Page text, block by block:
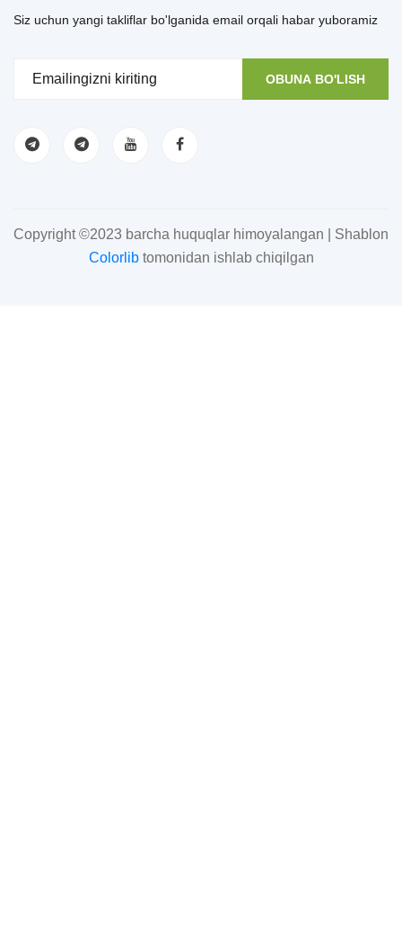
Siz uchun yangi takliflar bo'lganida email orqali habar yuboramiz
OBUNA BO'LISH
Copyright ©2023 barcha huquqlar himoyalangan | Shablon
Colorlibtomonidan ishlab chiqilgan